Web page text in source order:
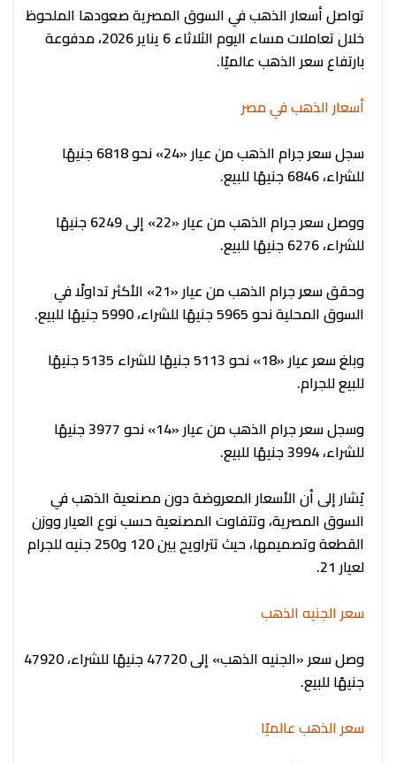
تواصل أسعار الذهب في السوق المصرية صعودها الملحوظ
خلال تعاملات مساء اليوم الثلاثاء 6 يناير 2026، مدفوعة
بارتفاع سعر الذهب عالميًا.
أسعار الذهب في مصر
سجل سعر جرام الذهب من عيار «24» نحو 6818 جنيهًا
للشراء، 6846 جنيهًا للبيع.
ووصل سعر جرام الذهب من عيار «22» إلى 6249 جنيهًا
للشراء، 6276 جنيهًا للبيع.
وحقق سعر جرام الذهب من عيار «21» الأكثر تداولًا في
السوق المحلية نحو 5965 جنيهًا للشراء، 5990 جنيهًا للبيع.
وبلغ سعر عيار «18» نحو 5113 جنيهًا للشراء 5135 جنيهًا
للبيع للجرام.
وسجل سعر جرام الذهب من عيار «14» نحو 3977 جنيهًا
للشراء، 3994 جنيهًا للبيع.
يُشار إلى أن الأسعار المعروضة دون مصنعية الذهب في
السوق المصرية، وتتفاوت المصنعية حسب نوع العيار ووزن
القطعة وتصميمها، حيث تتراويح بين 120 و250 جنيه للجرام
لعيار 21.
سعر الجنيه الذهب
وصل سعر «الجنيه الذهب» إلى 47720 جنيهًا للشراء، 47920
جنيهًا للبيع.
سعر الذهب عالميًا